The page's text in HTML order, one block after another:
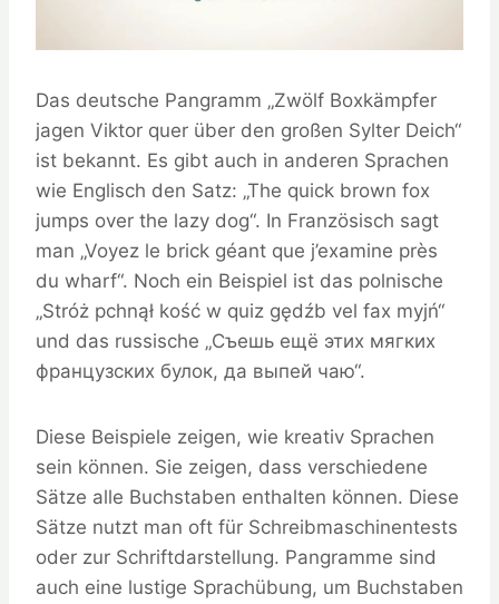
Das deutsche Pangramm „Zwölf Boxkämpfer
jagen Viktor quer über den großen Sylter Deich“
ist bekannt. Es gibt auch in anderen Sprachen
wie Englisch den Satz: „The quick brown fox
jumps over the lazy dog“. In Französisch sagt
man „Voyez le brick géant que j’examine près
du wharf“. Noch ein Beispiel ist das polnische
„Stróż pchnął kość w quiz gędźb vel fax myjń“
und das russische „Съешь ещё этих мягких
французских булок, да выпей чаю“.
Diese Beispiele zeigen, wie kreativ Sprachen
sein können. Sie zeigen, dass verschiedene
Sätze alle Buchstaben enthalten können. Diese
Sätze nutzt man oft für Schreibmaschinentests
oder zur Schriftdarstellung. Pangramme sind
auch eine lustige Sprachübung, um Buchstaben